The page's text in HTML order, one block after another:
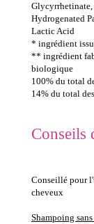
Hydrogenated
Lactic Acid
* ingrédient
** ingrédient
biologique
100% du total
14% du total
Conseils
Conseillé pour
cheveux
Shampoing